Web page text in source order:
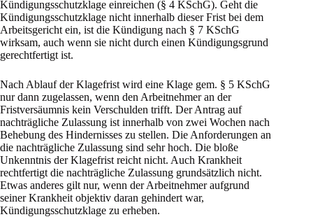
Kündigungsschutzklage einreichen (§ 4 KSchG). Geht die
Kündigungsschutzklage nicht innerhalb dieser Frist bei dem
Arbeitsgericht ein, ist die Kündigung nach § 7 KSchG
wirksam, auch wenn sie nicht durch einen Kündigungsgrund
gerechtfertigt ist.
Nach Ablauf der Klagefrist wird eine Klage gem. § 5 KSchG
nur dann zugelassen, wenn den Arbeitnehmer an der
Fristversäumnis kein Verschulden trifft. Der Antrag auf
nachträgliche Zulassung ist innerhalb von zwei Wochen nach
Behebung des Hindernisses zu stellen. Die Anforderungen an
die nachträgliche Zulassung sind sehr hoch. Die bloße
Unkenntnis der Klagefrist reicht nicht. Auch Krankheit
rechtfertigt die nachträgliche Zulassung grundsätzlich nicht.
Etwas anderes gilt nur, wenn der Arbeitnehmer aufgrund
seiner Krankheit objektiv daran gehindert war,
Kündigungsschutzklage zu erheben.